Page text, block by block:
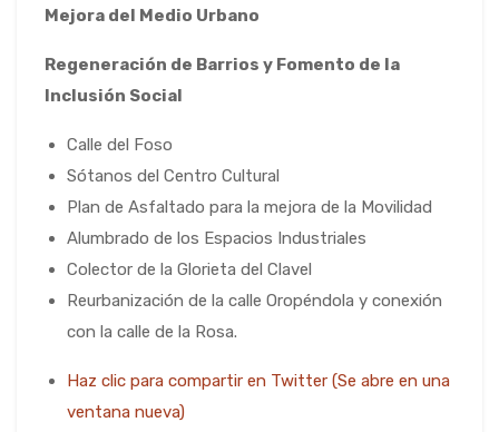
Mejora del Medio Urbano
Regeneración de Barrios y Fomento de la
Inclusión Social
Calle del Foso
Sótanos del Centro Cultural
Plan de Asfaltado para la mejora de la Movilidad
Alumbrado de los Espacios Industriales
Colector de la Glorieta del Clavel
Reurbanización de la calle Oropéndola y conexión
con la calle de la Rosa.
Haz clic para compartir en Twitter (Se abre en una
ventana nueva)